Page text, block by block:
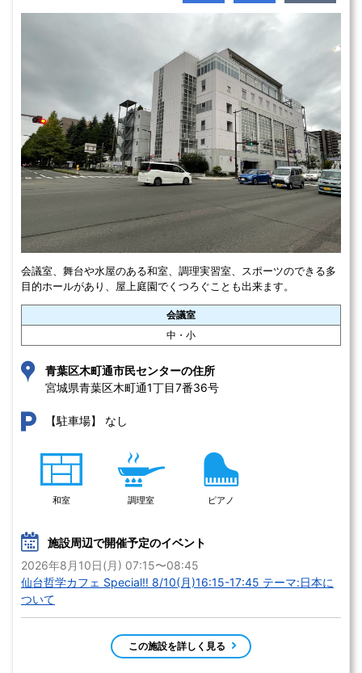
会議室、舞台や水屋のある和室、調理実習室、スポーツのできる多
目的ホールがあり、屋上庭園でくつろぐことも出来ます。
会議室
中・小
青葉区木町通市民センターの住所
宮城県青葉区木町通1丁目7番36号
【駐車場】 なし
和室 調理室 ピアノ
施設周辺で開催予定のイベント
2026年8月10日(月) 07:15〜08:45
仙台哲学カフェ Special‼ 8/10(月)16:15-17:45 テーマ:日本に
ついて
この施設を詳しく見る